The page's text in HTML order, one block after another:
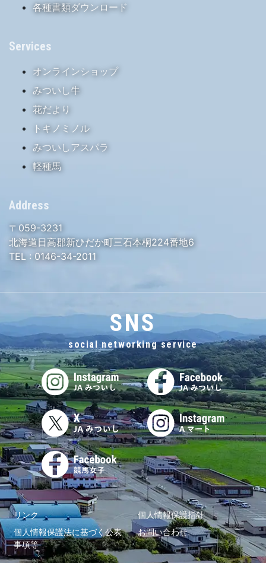
各種書類ダウンロード
Services
オンラインショップ
みついし牛
花だより
トキノミノル
みついしアスパラ
軽種馬
Address
〒059-3231
北海道日高郡新ひだか町三石本桐224番地6
TEL : 0146-34-2011
SNS
social networking service
リンク
個人情報保護指針
個人情報保護法に基づく公表
事項等
お問い合わせ